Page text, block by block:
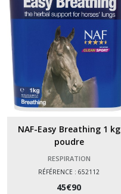
NAF-Easy Breathing 1 kg
poudre
RESPIRATION
RÉFÉRENCE : 652112
45€90